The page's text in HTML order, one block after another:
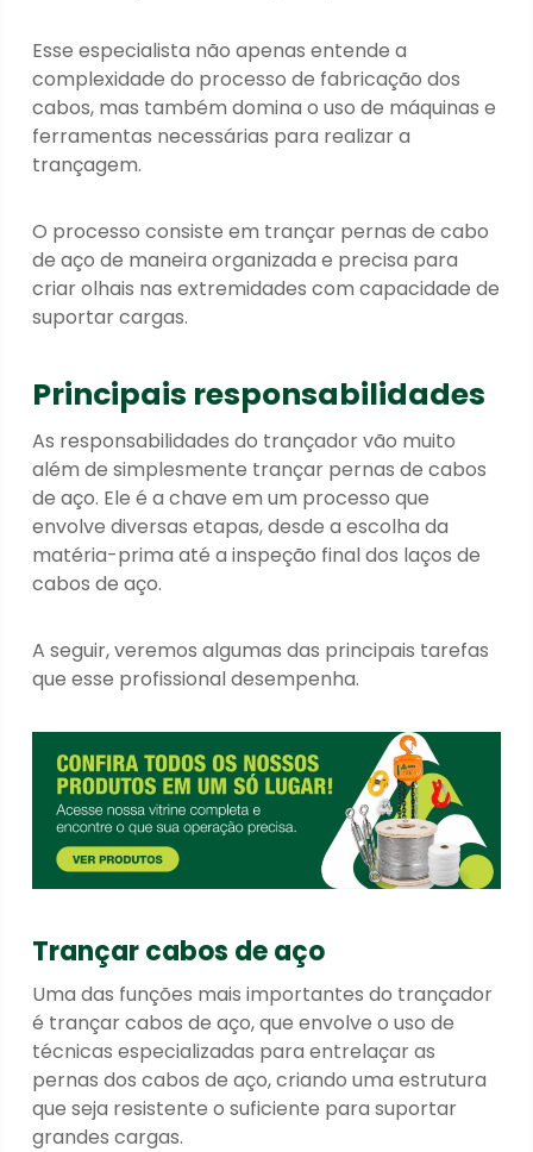
Esse especialista não apenas entende a
complexidade do processo de fabricação dos
cabos, mas também domina o uso de máquinas e
ferramentas necessárias para realizar a
trançagem.
O processoconsiste em trançar pernas de cabo
de aço de maneira organizada e precisa para
criarolhais nas extremidades com capacidade de
suportar cargas.
Principais responsabilidades
As responsabilidades do trançador vão muito
além de simplesmente trançar pernas de cabos
de aço. Ele é a chave em um processo que
envolve diversas etapas, desde a escolha da
matéria-prima até a inspeção final dos laços de
cabos de aço.
A seguir, veremos algumas das principais tarefas
que esse profissional desempenha.
Trançarcabos de aço
Uma das funções mais importantes do trançador
é trançar cabos de aço, que envolve o uso de
técnicas especializadas para entrelaçaras
pernas dos cabos de aço, criando uma estrutura
que seja resistente o suficiente para suportar
grandes cargas.